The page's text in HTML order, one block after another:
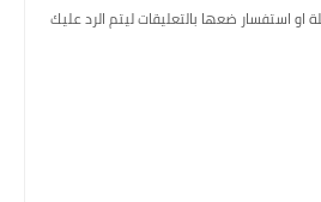
او استفسار ضعها بالتعليقات ليتم الرد عليك